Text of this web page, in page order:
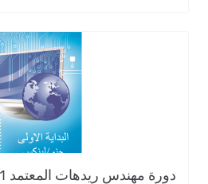
دورة مهندس ريدهات المعتمد 1 و 2 عربي